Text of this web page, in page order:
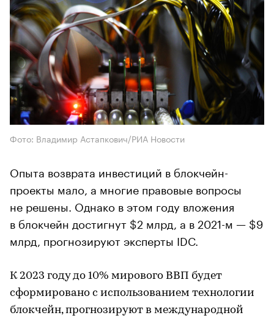
Фото: Владимир Астапкович/РИА Новости
Опыта возврата инвестиций в блокчейн-
проекты мало, а многие правовые вопросы
не решены. Однако в этом году вложения
в блокчейн достигнут $2 млрд, а в 2021-м — $9
млрд, прогнозируют эксперты IDC.
К 2023 году до 10% мирового ВВП будет
сформировано с использованием технологии
блокчейн, прогнозируют в международной